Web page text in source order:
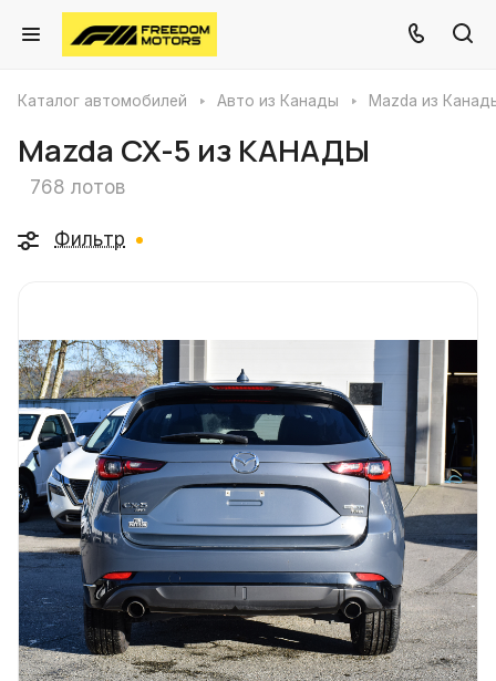
Каталог автомобилей Авто из Канады Mazda из
Mazda CX-5 из КАНАДЫ
768 лотов
Фильтр